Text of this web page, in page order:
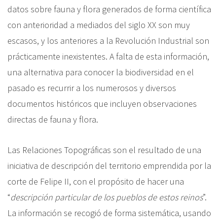
datos sobre fauna y flora generados de forma científica
con anterioridad a mediados del siglo XX son muy
escasos, y los anteriores a la Revolución Industrial son
prácticamente inexistentes. A falta de esta información,
una alternativa para conocer la biodiversidad en el
pasado es recurrir a los numerosos y diversos
documentos históricos que incluyen observaciones
directas de fauna y flora.
Las Relaciones Topográficas son el resultado de una
iniciativa de descripción del territorio emprendida por la
corte de Felipe II, con el propósito de hacer una
“descripción particular de los pueblos de estos reinos”.
La información se recogió de forma sistemática, usando